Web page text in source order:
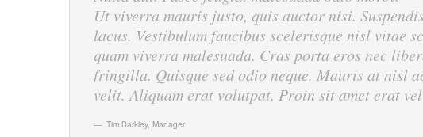
Ut viverra mauris justo, quis auctor nisi.
lacus. Vestibulum faucibus scelerisque nisl vitae
quam viverra malesuada. Cras porta eros nec
fringilla. Quisque sed odio neque. Mauris at nisl
velit. Aliquam erat volutpat. Proin sit amet erat
Tim Barkley, Manager